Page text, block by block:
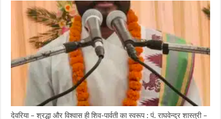
देवरिया – श्रद्धा और विश्वास ही शिव-पार्वती का स्वरूप : पं. राघवेन्द्र शास्त्री –